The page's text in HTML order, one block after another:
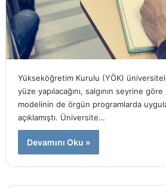
Yükseköğretim Kurulu (YÖK)
yüze yapılacağını, salgının seyrine
modelinin de örgün programlarda
açıklamıştı. Üniversite…
Devamını Oku »